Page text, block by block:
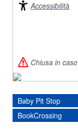
Accessibilità
Chiusa in
Baby Pit Stop
BookCrossing